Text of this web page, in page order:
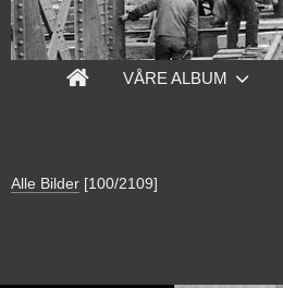
VÅRE ALBUM
Alle Bilder [100/2109]